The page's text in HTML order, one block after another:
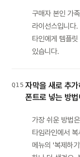
구매자 본인 가
라이선스입니다.
타인에게 템플
있습니다.
Q15 자막을 새로 추
폰트로 넣는 방
가장 쉬운 방법
타임라인에서
메뉴의 '복제하